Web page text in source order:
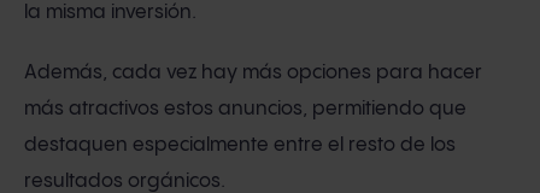
la misma inversión.
Además, cada vez hay más opciones para hacer
más atractivos estos anuncios, permitiendo que
destaquen especialmente entre el resto de los
resultados orgánicos.